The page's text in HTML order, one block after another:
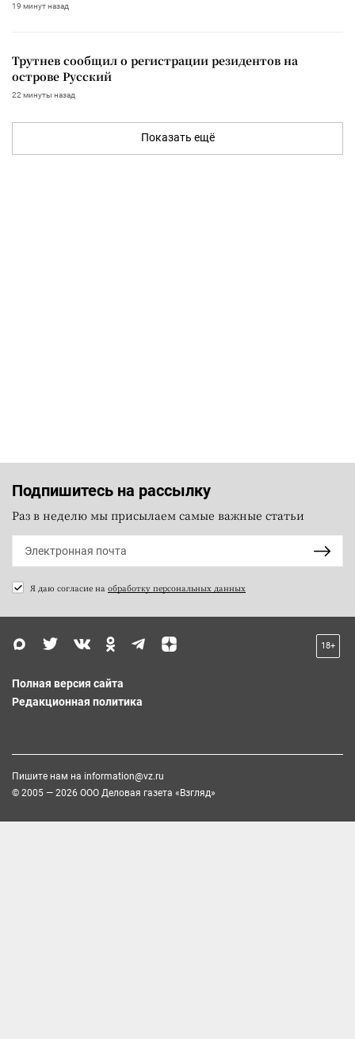
19 минут назад
Трутнев сообщил о регистрации резидентов на
острове Русский
22 минуты назад
Показать ещё
Подпишитесь на рассылку
Раз в неделю мы присылаем самые важные статьи
Я даю согласие на обработку персональных данных
18+
Полная версия сайта
Редакционная политика
Пишите нам на information@vz.ru
© 2005 — 2026 ООО Деловая газета «Взгляд»